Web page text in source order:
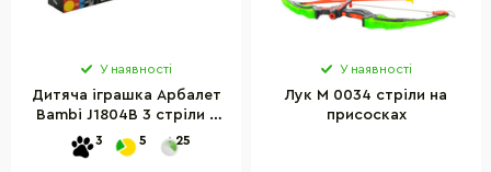
У наявності
Дитяча іграшка Арбалет
Bambi J1804B 3 стріли з
присосками, мішень
3 5 25
У наявності
Лук M 0034 стріли на
присосках